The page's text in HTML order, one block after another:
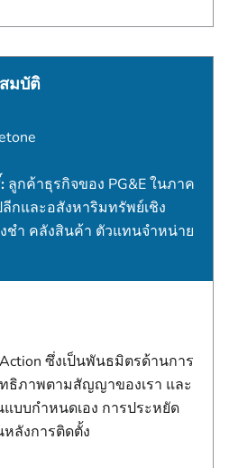
มบัติ
ลูกค้าธุรกิจของ PG&E ในภาค
กและอสังหาริมทรัพย์เชิง
า คลังสินค้า ตัวแทนจําหน่าย
ซึ่งเป็นพันธมิตรด้านการ
ธิภาพตามสัญญาของเรา และ
บบกําหนดเอง การประหยัด
ลังการติดตั้ง